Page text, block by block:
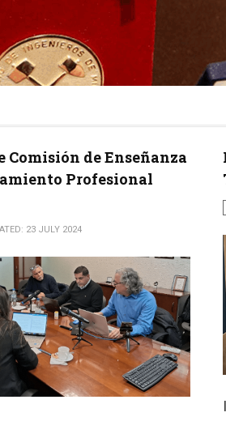
Comisión de Enseñanza
Profesional
23 JULY 2024